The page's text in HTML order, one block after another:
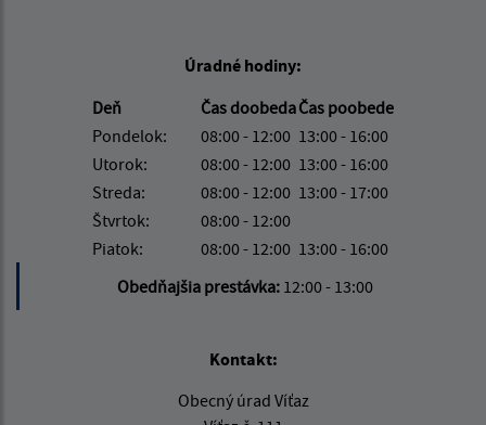
Úradné hodiny:
Deň
Čas doobedaČas poobede
Pondelok:
08:00 - 12:00 13:00 - 16:00
Utorok:
08:00 - 12:00 13:00 - 16:00
Streda:
08:00 - 12:00 13:00 - 17:00
Štvrtok:
08:00 - 12:00
Piatok:
08:00 - 12:00 13:00 - 16:00
Obedňajšia prestávka: 12:00 - 13:00
Kontakt:
Obecný úrad Víťaz